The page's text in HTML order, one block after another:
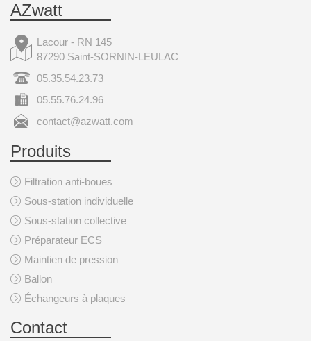
AZwatt
Lacour - RN 145
87290 Saint-SORNIN-LEULAC
05.35.54.23.73
05.55.76.24.96
contact@azwatt.com
Produits
Filtration anti-boues
Sous-station individuelle
Sous-station collective
Préparateur ECS
Maintien de pression
Ballon
Échangeurs à plaques
Contact